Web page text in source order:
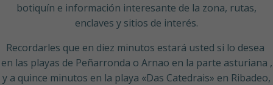
botiquín e información interesante de la zona, rutas,
enclaves y sitios de interés.
Recordarles que en diez minutos estará usted si lo desea
en las playas de Peñarronda o Arnao en la parte asturiana ,
y a quince minutos en la playa «Das Catedrais» en Ribadeo,